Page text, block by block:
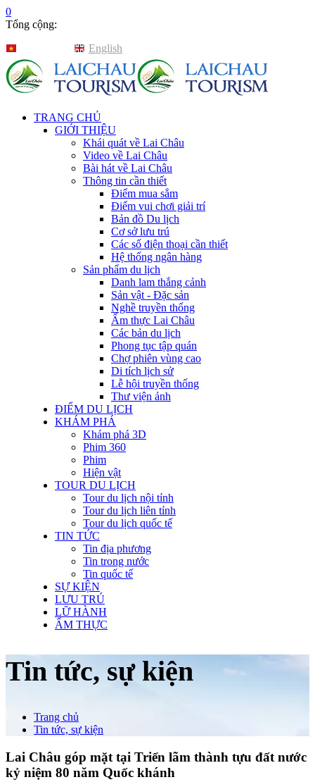
0
Tổng cộng:
English
TRANG CHỦ
GIỚI THIỆU
Khái quát về Lai Châu
Video về Lai Châu
Bài hát về Lai Châu
Thông tin cần thiết
Điểm mua sắm
Điểm vui chơi giải trí
Bản đồ Du lịch
Cơ sở lưu trú
Các số điện thoại cần thiết
Hệ thống ngân hàng
Sản phẩm du lịch
Danh lam thắng cảnh
Sản vật - Đặc sản
Nghề truyền thống
Ẩm thực Lai Châu
Các bản du lịch
Phong tục tập quán
Chợ phiên vùng cao
Di tích lịch sử
Lễ hội truyền thống
Thư viện ảnh
ĐIỂM DU LỊCH
KHÁM PHÁ
Khám phá 3D
Phim 360
Phim
Hiện vật
TOUR DU LỊCH
Tour du lịch nội tỉnh
Tour du lịch liên tỉnh
Tour du lịch quốc tế
TIN TỨC
Tin địa phương
Tin trong nước
Tin quốc tế
SỰ KIỆN
LƯU TRÚ
LỮ HÀNH
ẨM THỰC
Tin tức, sự kiện
Trang chủ
Tin tức, sự kiện
Lai Châu góp mặt tại Triển lãm thành tựu đất nước
kỷ niệm 80 năm Quốc khánh